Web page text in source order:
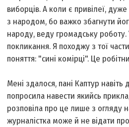
виборців. А коли є привілеї,
з народом, бо важко збагнути
народу, веду громадську
покликання. Я походжу з тої
поняття: "сині комірці". Це
Мені здалося, пані Каптур
попросила навести якийсь
розповіла про це лише з огляду
журналістка може й не відати про